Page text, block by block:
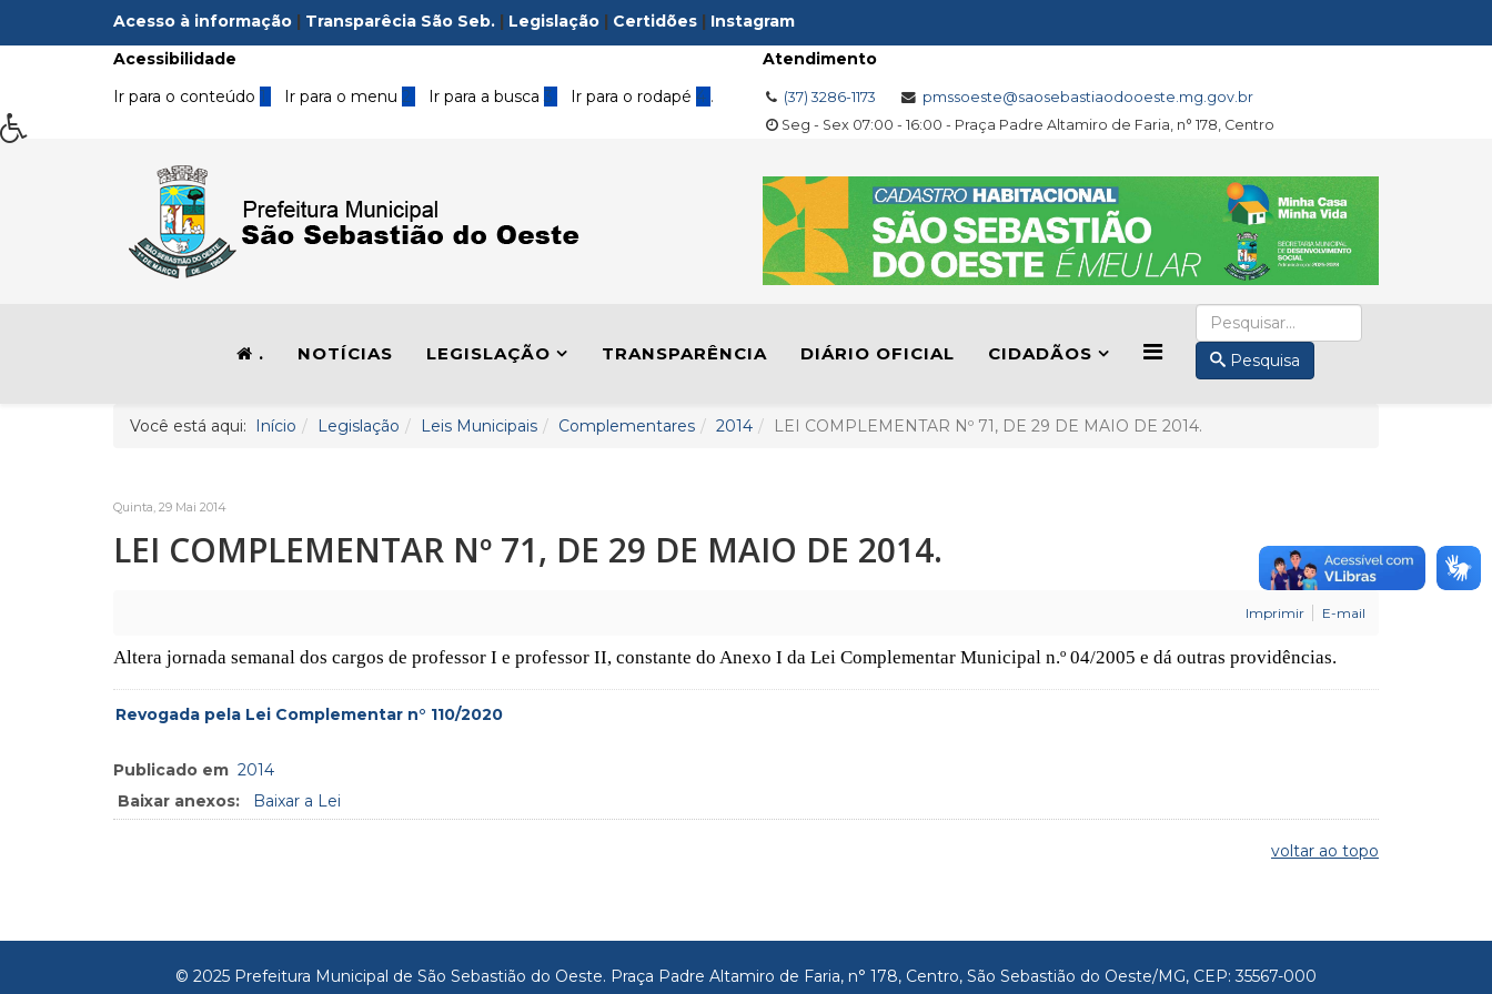
Acesso à informação | Transparêcia São Seb. | Legislação | Certidões | Instagram
Acessibilidade
Ir para o conteúdo 1 Ir para o menu 2 Ir para a busca3 Ir para o rodapé 4 .
Atendimento
(37) 3286-1173
pmssoeste@saosebastiaodooeste.mg.gov.br
Seg - Sex 07:00 - 16:00 - Praça Padre Altamiro de Faria, n° 178, Centro
. NOTÍCIAS LEGISLAÇÃO TRANSPARÊNCIA DIÁRIO OFICIAL CIDADÃOS Pesquisa
Você está aqui: Início Legislação Leis Municipais Complementares 2014 LEI COMPLEMENTAR Nº 71, DE 29 DE MAIO DE 2014.
Quinta, 29 Mai 2014
LEI COMPLEMENTAR Nº 71, DE 29 DE MAIO DE 2014.
Imprimir E-mail
Altera jornada semanal dos cargos de professor I e professor II, constante do Anexo I da Lei Complementar Municipal n.º 04/2005 e dá outras providências.
Revogada pela Lei Complementar n° 110/2020
Publicado em 2014
Baixar anexos:
Baixar a Lei
voltar ao topo
© 2025 Prefeitura Municipal de São Sebastião do Oeste. Praça Padre Altamiro de Faria, n° 178, Centro, São Sebastião do Oeste/MG, CEP: 35567-000